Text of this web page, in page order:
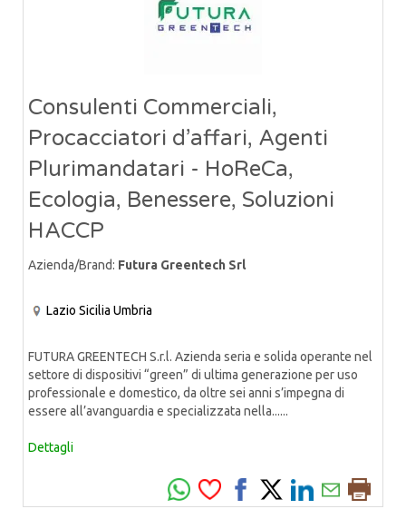
Consulenti Commerciali,
Procacciatori d’affari, Agenti
Plurimandatari - HoReCa,
Ecologia, Benessere, Soluzioni
HACCP
Azienda/Brand: Futura Greentech Srl
Lazio Sicilia Umbria
FUTURA GREENTECH S.r.l. Azienda seria e solida operante nel
settore di dispositivi “green” di ultima generazione per uso
professionale e domestico, da oltre sei anni s’impegna di
essere all’avanguardia e specializzata nella......
Dettagli